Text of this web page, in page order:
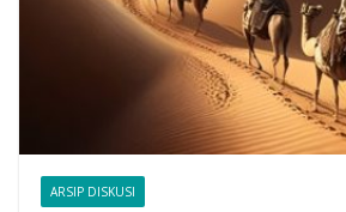
ARSIP DISKUSI